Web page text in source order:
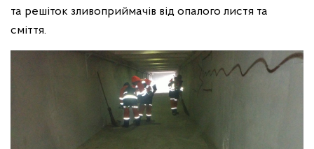
та решіток зливоприймачів від опалого листя та
сміття.